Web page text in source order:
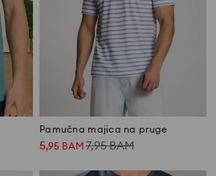
Pamučna majica na pruge
5,95 BAM 7,95BAM